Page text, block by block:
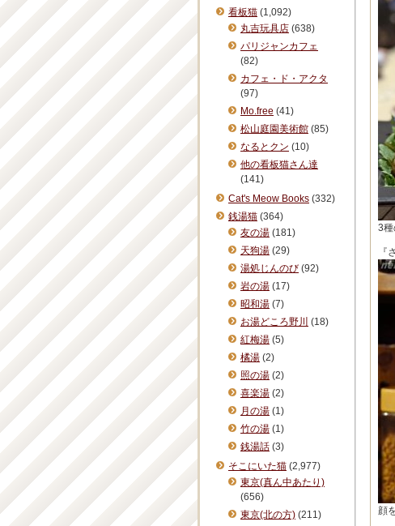
3種
『
顔
看板猫 (1,092)
丸吉玩具店 (638)
パリジャンカフェ
(82)
カフェ・ド・アクタ
(97)
Mo.free (41)
松山庭園美術館 (85)
なるとクン (10)
他の看板猫さん達
(141)
Cat's Meow Books (332)
銭湯猫 (364)
友の湯 (181)
天狗湯 (29)
湯処じんのび (92)
岩の湯 (17)
昭和湯 (7)
お湯どころ野川 (18)
紅梅湯 (5)
橘湯 (2)
照の湯 (2)
喜楽湯 (2)
月の湯 (1)
竹の湯 (1)
銭湯話 (3)
そこにいた猫 (2,977)
東京(真ん中あたり)
(656)
東京(北の方) (211)